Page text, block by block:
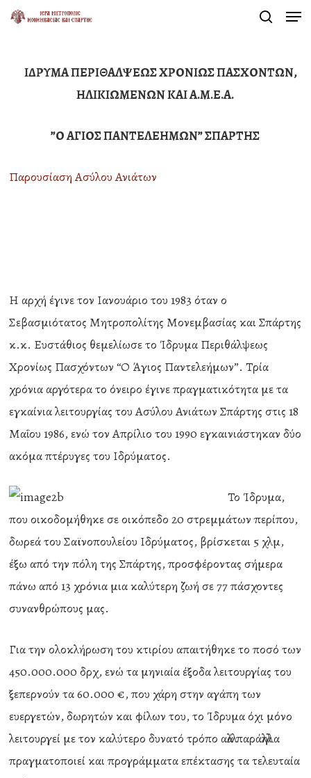
Skip
contentΙΔΡΥΜΑ ΠΕΡΙΘΑΛΨΕΩΣ ΧΡΟΝΙΩΣ ΠΑΣΧΟΝΤΩΝ,
ΗΛΙΚΙΩΜΕΝΩΝ ΚΑΙ Α.Μ.Ε.Α.
”Ο ΑΓΙΟΣ ΠΑΝΤΕΛΕΗΜΩΝ” ΣΠΑΡΤΗΣ
Παρουσίαση Ασύλου Ανιάτων
Η αρχή έγινε τον Ιανουάριο του 1983 όταν ο
Σεβασμιότατος Μητροπολίτης Μονεμβασίας και Σπάρτης
κ.κ. Ευστάθιος θεμελίωσε το Ίδρυμα Περιθάλψεως
Χρονίως Πασχόντων “Ο Άγιος Παντελεήμων”. Τρία
χρόνια αργότερα το όνειρο έγινε πραγματικότητα με τα
εγκαίνια λειτουργίας του Ασύλου Ανιάτων Σπάρτης στις 18
Μαΐου 1986, ενώ τον Απρίλιο του 1990 εγκαινιάστηκαν δύο
ακόμα πτέρυγες του Ιδρύματος.
Το Ίδρυμα,
που οικοδομήθηκε σε οικόπεδο 20 στρεμμάτων περίπου,
δωρεά του Σαϊνοπουλείου Ιδρύματος, βρίσκεται 5 χλμ,
έξω από την πόλη της Σπάρτης, προσφέροντας σήμερα
πάνω από 13 χρόνια μια καλύτερη ζωή σε 77 πάσχοντες
συνανθρώπους μας.
Για την ολοκλήρωση του κτιρίου απαιτήθηκε το ποσό των
450.000.000 δρχ, ενώ τα μηνιαία έξοδα λειτουργίας του
ξεπερνούν τα 60.000 €, που χάρη στην αγάπη των
ευεργετών, δωρητών και φίλων του, το Ίδρυμα όχι μόνο
λειτουργεί με τον καλύτερο δυνατό τρόπο αλλά παράλληλα
πραγματοποιεί και προγράμματα επέκτασης τα τελευταία
Menu